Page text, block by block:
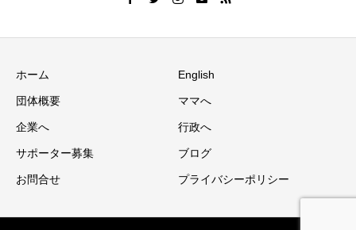
ホーム English
団体概要 ママへ
企業へ 行政へ
サポーター募集 ブログ
お問合せ プライバシーポリシー